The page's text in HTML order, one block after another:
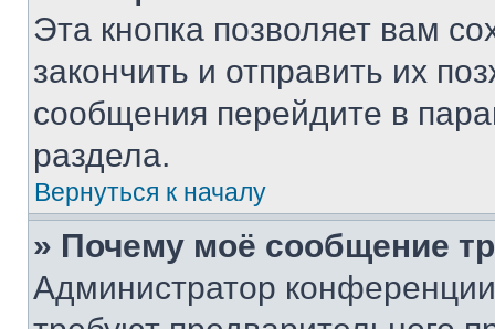
Эта кнопка позволяет вам
закончить и отправить их
сообщения перейдите в
раздела.
Вернуться к началу
» Почему моё сообщение
Администратор